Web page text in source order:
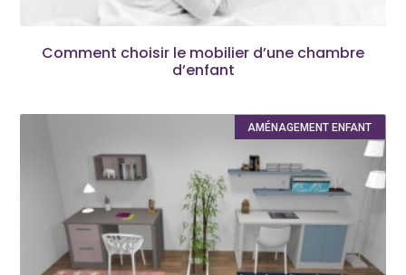
Comment choisir le mobilier d’une chambre
d’enfant
AMÉNAGEMENT ENFANT